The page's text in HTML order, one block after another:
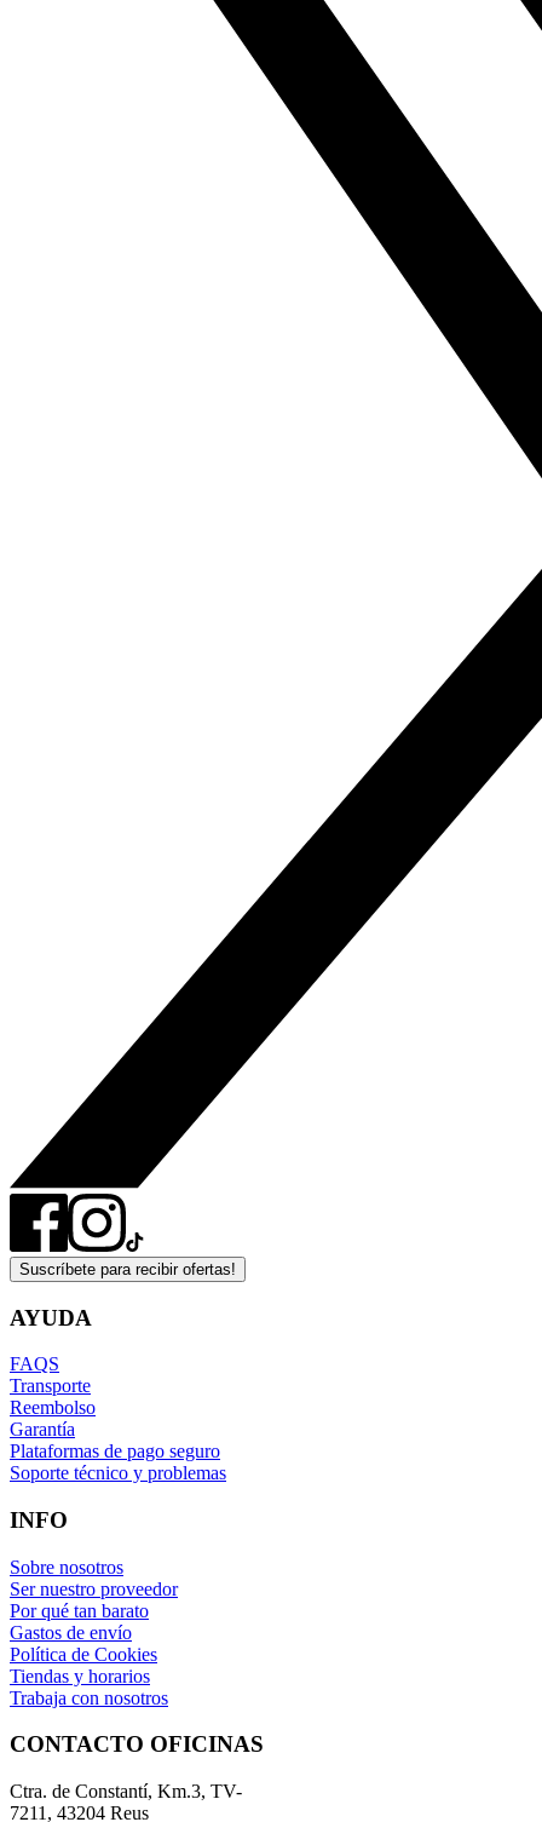
Suscríbete para recibir ofertas!
AYUDA
FAQS
Transporte
Reembolso
Garantía
Plataformas de pago seguro
Soporte técnico y problemas
INFO
Sobre nosotros
Ser nuestro proveedor
Por qué tan barato
Gastos de envío
Política de Cookies
Tiendas y horarios
Trabaja con nosotros
CONTACTO OFICINAS
Ctra. de Constantí, Km.3, TV-
7211, 43204 Reus